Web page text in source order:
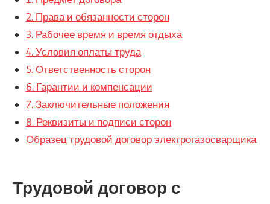
2. Права и обязанности сторон
3. Рабочее время и время отдыха
4. Условия оплаты труда
5. Ответственность сторон
6. Гарантии и компенсации
7. Заключительные положения
8. Реквизиты и подписи сторон
Образец трудовой договор электрогазосварщика
Трудовой договор с